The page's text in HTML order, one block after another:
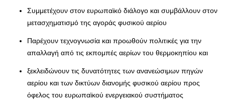
Συμμετέχουν στον ευρωπαϊκό διάλογο και συμβάλλουν στον
μετασχηματισμό της αγοράς φυσικού αερίου
Παρέχουν τεχνογνωσία και προωθούν πολιτικές για την
απαλλαγή από τις εκπομπές αερίων του θερμοκηπίου και
ξεκλειδώνουν τις δυνατότητες των ανανεώσιμων πηγών
αερίου και των δικτύων διανομής φυσικού αερίου προς
όφελος του ευρωπαϊκού ενεργειακού συστήματος